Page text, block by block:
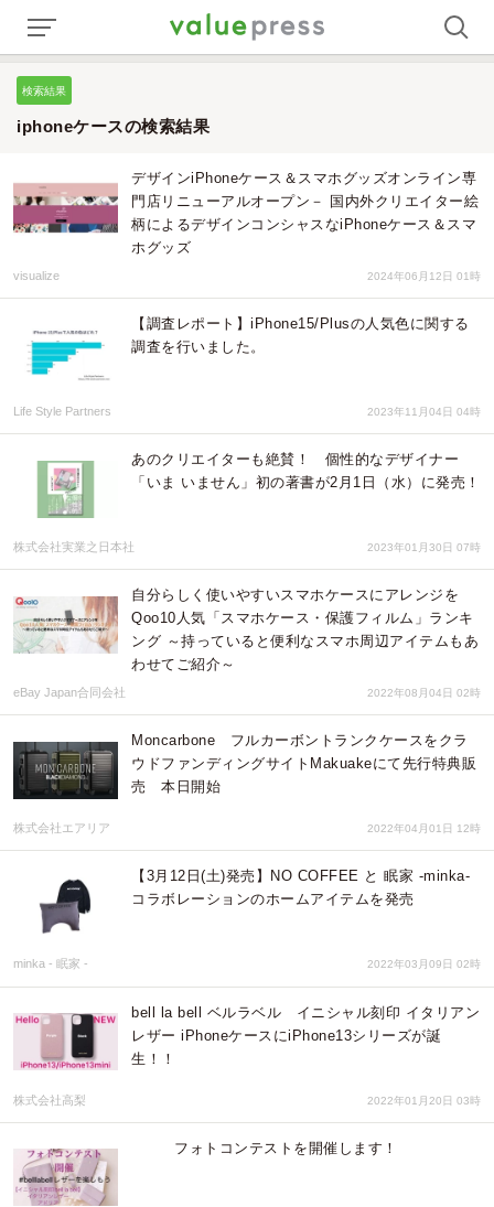
検索結果
iphoneケースの検索結果
デザインiPhoneケース＆スマホグッズオンライン専
門店リニューアルオープン－ 国内外クリエイター絵
柄によるデザインコンシャスなiPhoneケース＆スマ
ホグッズ
visualize 2024年06月12日 01時
【調査レポート】iPhone15/Plusの人気色に関する
調査を行いました。
Life Style Partners 2023年11月04日 04時
あのクリエイターも絶賛！ 個性的なデザイナー
「いま いません」初の著書が2月1日（水）に発売！
株式会社実業之日本社 2023年01月30日 07時
自分らしく使いやすいスマホケースにアレンジを
Qoo10人気「スマホケース・保護フィルム」ランキ
ング ～持っていると便利なスマホ周辺アイテムもあ
わせてご紹介～
eBay Japan合同会社 2022年08月04日 02時
Moncarbone フルカーボントランクケースをクラ
ウドファンディングサイトMakuakeにて先行特典販
売 本日開始
株式会社エアリア 2022年04月01日 12時
【3月12日(土)発売】NO COFFEE と 眠家 -minka-
コラボレーションのホームアイテムを発売
minka - 眠家 - 2022年03月09日 02時
bell la bell ベルラベル イニシャル刻印 イタリアン
レザー iPhoneケースにiPhone13シリーズが誕
生！！
株式会社高梨 2022年01月20日 03時
フォトコンテストを開催します！